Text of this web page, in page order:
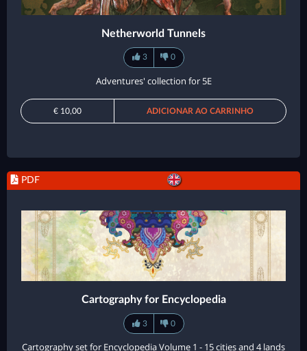
Netherworld Tunnels
3 0
Adventures' collection for 5E
€ 10,00 ADICIONAR AO CARRINHO
PDF
Cartography for Encyclopedia
3 0
Cartography set for Encyclopedia Volume 1 - 15 cities and 4 lands